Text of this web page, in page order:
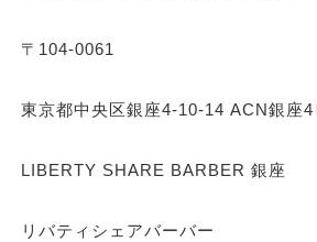
〒104-0061
東京都中央区銀座4-10-14 ACN銀座
LIBERTY SHARE BARBER 銀座
リバティシェアバーバー